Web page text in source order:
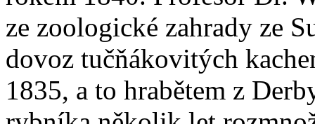
ze zoologické zahrady ze
dovoz tučňákovitých
1835, a to hrabětem z